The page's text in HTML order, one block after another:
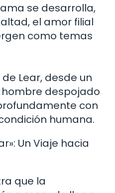
se desarrolla,
el amor filial
como temas
Lear, desde un
despojado
con
humana.
Un Viaje hacia
que la